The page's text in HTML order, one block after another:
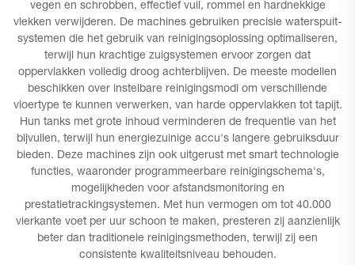
vegen en schrobben, effectief vuil, rommel en hardnekkige
vlekken verwijderen. De machines gebruiken precisie waterspuit-
systemen die het gebruik van reinigingsoplossing optimaliseren,
terwijl hun krachtige zuigsystemen ervoor zorgen dat
oppervlakken volledig droog achterblijven. De meeste modellen
beschikken over instelbare reinigingsmodi om verschillende
vloertype te kunnen verwerken, van harde oppervlakken tot tapijt.
Hun tanks met grote inhoud verminderen de frequentie van het
bijvullen, terwijl hun energiezuinige accu's langere gebruiksduur
bieden. Deze machines zijn ook uitgerust met smart technologie
functies, waaronder programmeerbare reinigingschema's,
mogelijkheden voor afstandsmonitoring en
prestatietrackingsystemen. Met hun vermogen om tot 40.000
vierkante voet per uur schoon te maken, presteren zij aanzienlijk
beter dan traditionele reinigingsmethoden, terwijl zij een
consistente kwaliteitsniveau behouden.